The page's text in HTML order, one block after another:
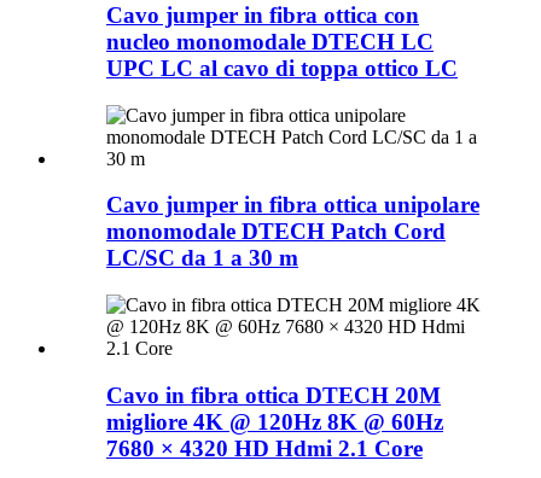
Cavo jumper in fibra ottica con
nucleo monomodale DTECH LC
UPC LC al cavo di toppa ottico LC
Cavo jumper in fibra ottica unipolare
monomodale DTECH Patch Cord
LC/SC da 1 a 30 m
Cavo in fibra ottica DTECH 20M
migliore 4K @ 120Hz 8K @ 60Hz
7680 × 4320 HD Hdmi 2.1 Core